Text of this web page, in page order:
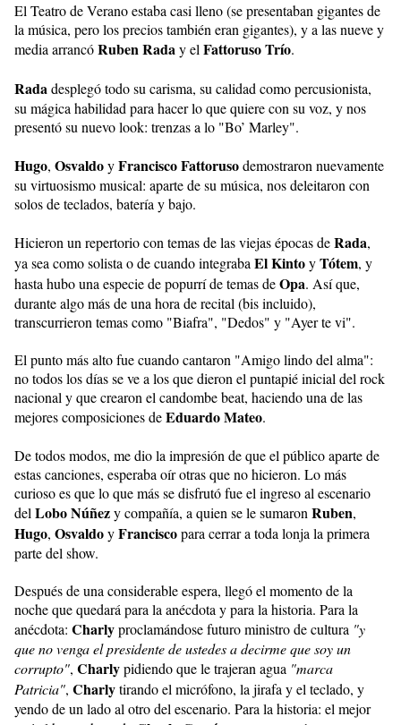
El Teatro de Verano estaba casi lleno (se presentaban gigantes de
la música, pero los precios también eran gigantes), y a las nueve y
media arrancóRuben Raday elFattoruso Trío.
Radadesplegó todo su carisma, su calidad como percusionista,
su mágica habilidad para hacer lo que quiere con su voz, y nos
presentó su nuevo look: trenzas a lo "Bo’ Marley".
Hugo, OsvaldoyFrancisco Fattorusodemostraron nuevamente
su virtuosismo musical: aparte de su música, nos deleitaron con
solos de teclados, batería y bajo.
Hicieron un repertorio con temas de las viejas épocas deRada,
ya sea como solista o de cuando integrabaEl KintoyTótem, y
hasta hubo una especie de popurrí de temas deOpa. Así que,
durante algo más de una hora de recital (bis incluido),
transcurrieron temas como "Biafra", "Dedos" y "Ayer te vi".
El punto más alto fue cuando cantaron "Amigo lindo del alma":
no todos los días se ve a los que dieron el puntapié inicial del rock
nacional y que crearon el candombe beat, haciendo una de las
mejores composiciones deEduardo Mateo.
De todos modos, me dio la impresión de que el público aparte de
estas canciones, esperaba oír otras que no hicieron. Lo más
curioso es que lo que más se disfrutó fue el ingreso al escenario
delLobo Núñezy compañía, a quien se le sumaronRuben,
Hugo, OsvaldoyFranciscopara cerrar a toda lonja la primera
parte del show.
Después de una considerable espera, llegó el momento de la
noche que quedará para la anécdota y para la historia. Para la
anécdota: Charlyproclamándose futuro ministro de cultura "y
que no venga el presidente de ustedes a decirme que soy un
corrupto", Charlypidiendo que le trajeran agua "marca
Patricia", Charlytirando el micrófono, la jirafa y el teclado, y
yendo de un lado al otro del escenario. Para la historia: el mejor